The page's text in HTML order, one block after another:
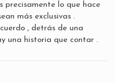
precisamente lo que hace
más exclusivas .
, detrás de una
una historia que contar .